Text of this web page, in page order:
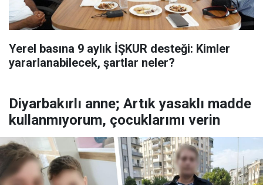
Yerel basına 9 aylık İŞKUR desteği: Kimler
yararlanabilecek, şartlar neler?
Diyarbakırlı anne; Artık yasaklı madde
kullanmıyorum, çocuklarımı verin